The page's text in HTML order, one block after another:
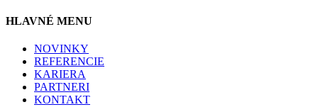
HLAVNÉ MENU
NOVINKY
REFERENCIE
KARIERA
PARTNERI
KONTAKT